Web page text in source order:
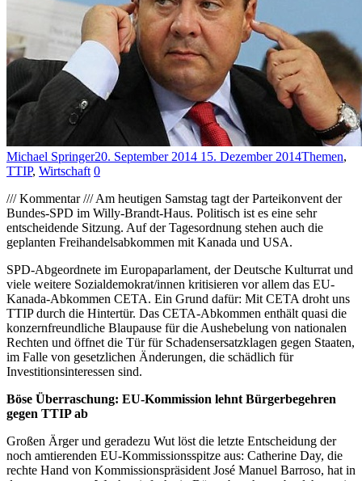
Michael Springer20. September 2014 15. Dezember 2014Themen,
TTIP, Wirtschaft 0
/// Kommentar /// Am heutigen Samstag tagt der Parteikonvent der
Bundes-SPD im Willy-Brandt-Haus. Politisch ist es eine sehr
entscheidende Sitzung. Auf der Tagesordnung stehen auch die
geplanten Freihandelsabkommen mit Kanada und USA.
SPD-Abgeordnete im Europaparlament, der Deutsche Kulturrat und
viele weitere Sozialdemokrat/innen kritisieren vor allem das EU-
Kanada-Abkommen CETA. Ein Grund dafür: Mit CETA droht uns
TTIP durch die Hintertür. Das CETA-Abkommen enthält quasi die
konzernfreundliche Blaupause für die Aushebelung von nationalen
Rechten und öffnet die Tür für Schadensersatzklagen gegen Staaten,
im Falle von gesetzlichen Änderungen, die schädlich für
Investitionsinteressen sind.
Böse Überraschung: EU-Kommission lehnt Bürgerbegehren
gegen TTIP ab
Großen Ärger und geradezu Wut löst die letzte Entscheidung der
noch amtierenden EU-Kommissionsspitze aus: Catherine Day, die
rechte Hand von Kommissionspräsident José Manuel Barroso, hat in